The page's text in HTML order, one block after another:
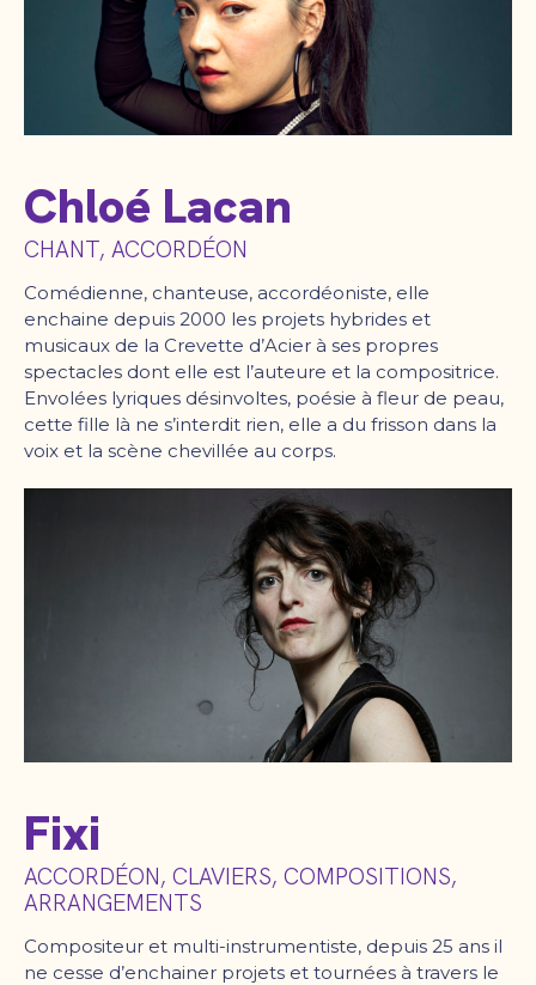
Chloé Lacan
CHANT, ACCORDÉON
Comédienne, chanteuse, accordéoniste, elle
enchaine depuis 2000 les projets hybrides et
musicaux de la Crevette d’Acier à ses propres
spectacles dont elle est l’auteure et la compositrice.
Envolées lyriques désinvoltes, poésie à fleur de peau,
cette fille là ne s’interdit rien, elle a du frisson dans la
voix et la scène chevillée au corps.
Fixi
ACCORDÉON, CLAVIERS, COMPOSITIONS,
ARRANGEMENTS
Compositeur et multi-instrumentiste, depuis 25 ans il
ne cesse d’enchainer projets et tournées à travers le